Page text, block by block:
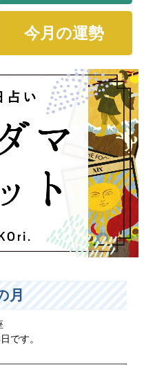
今月の運勢
月
です。